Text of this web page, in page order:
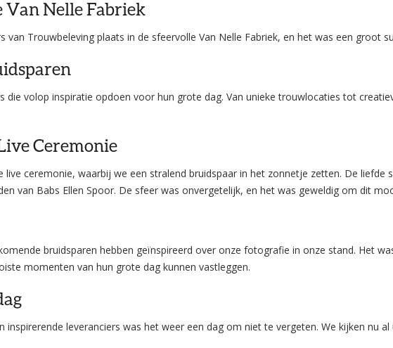
Van Nelle Fabriek
Trouwbeleving plaats in de sfeervolle Van Nelle Fabriek, en het was een groot
die volop inspiratie opdoen voor hun grote dag. Van unieke trouwlocaties tot
Ceremonie
ceremonie, waarbij we een stralend bruidspaar in het zonnetje zetten. De liefde
van Babs Ellen Spoor. De sfeer was onvergetelijk, en het was geweldig om dit
bruidsparen hebben geïnspireerd over onze fotografie in onze stand. Het
momenten van hun grote dag kunnen vastleggen.
leveranciers was het weer een dag om niet te vergeten. We kijken nu